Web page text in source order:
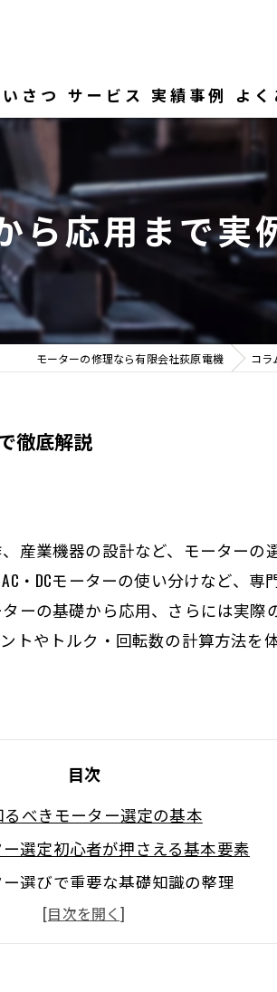
さつ サービス 実績事例 よ
ら応用まで実
モーターの修理なら有限会社荻原電機 コラ
徹底解説
産業機器の設計など、モーター
・DCモーターの使い分けなど、
ーの基礎から応用、さらには実
トやトルク・回転数の計算方法を
目次
べきモーター選定の基本
選定初心者が押さえる基本要素
選びで重要な基礎知識の整理
でも理解できるモーターの選び方
知るモーター選定の基本ステップ